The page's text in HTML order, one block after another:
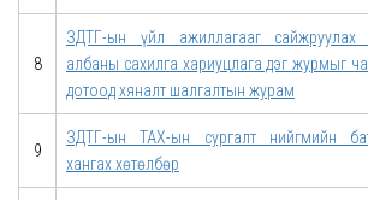
8
ЗДТГ-ын үйл ажиллагааг сайжруулах
албаны сахилга хариуцлага дэг журмыг
дотоод хяналт шалгалтын журам
9
ЗДТГ-ын ТАХ-ын сургалт нийгмийн
хангах хөтөлбөр